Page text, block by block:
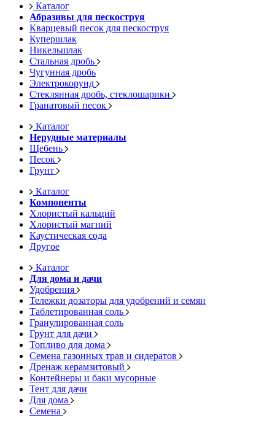
Каталог
Абразивы для пескоструя
Кварцевый песок для пескоструя
Купершлак
Никельшлак
Стальная дробь
Чугунная дробь
Электрокорунд
Стеклянная дробь, стеклошарики
Гранатовый песок
Каталог
Нерудные материалы
Щебень
Песок
Грунт
Каталог
Компоненты
Хлористый кальций
Хлористый магний
Каустическая сода
Другое
Каталог
Для дома и дачи
Удобрения
Тележки дозаторы для удобрений и семян
Таблетированная соль
Гранулированная соль
Грунт для дачи
Топливо для дома
Семена газонных трав и сидератов
Дренаж керамзитовый
Контейнеры и баки мусорные
Тент для дачи
Для дома
Семена